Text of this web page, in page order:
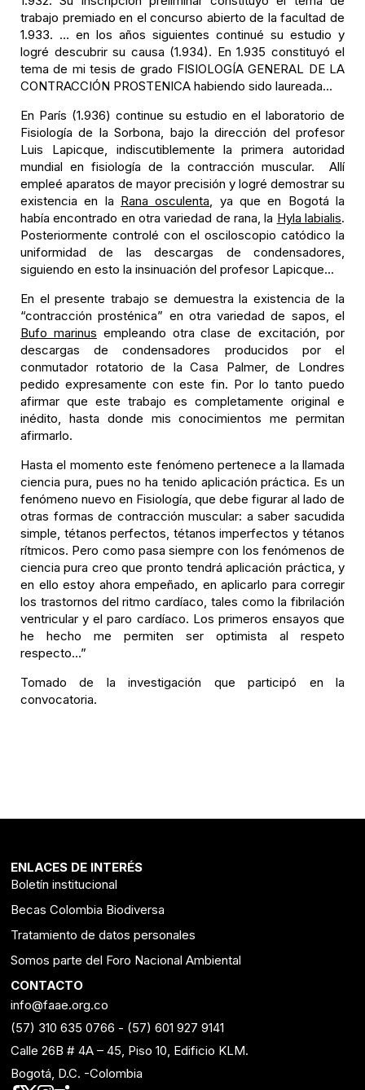
trabajo premiado en el concurso abierto de la facultad de
1.933. … en los años siguientes continué su estudio y
logré descubrir su causa (1.934). En 1.935 constituyó el
tema de mi tesis de grado FISIOLOGÍA GENERAL DE LA
CONTRACCIÓN PROSTENICA habiendo sido laureada…
En París (1.936) continue su estudio en el laboratorio de
Fisiología de la Sorbona, bajo la dirección del profesor
Luis Lapicque, indiscutiblemente la primera autoridad
mundial en fisiología de la contracción muscular. Allí
empleé aparatos de mayor precisión y logré demostrar su
existencia en la Rana osculenta, ya que en Bogotá la
había encontrado en otra variedad de rana, la Hyla labialis.
Posteriormente controlé con el osciloscopio catódico la
uniformidad de las descargas de condensadores,
siguiendo en esto la insinuación del profesor Lapicque...
En el presente trabajo se demuestra la existencia de la
“contracción prosténica” en otra variedad de sapos, el
Bufo marinus empleando otra clase de excitación, por
descargas de condensadores producidos por el
conmutador rotatorio de la Casa Palmer, de Londres
pedido expresamente con este fin. Por lo tanto puedo
afirmar que este trabajo es completamente original e
inédito, hasta donde mis conocimientos me permitan
afirmarlo.
Hasta el momento este fenómeno pertenece a la llamada
ciencia pura, pues no ha tenido aplicación práctica. Es un
fenómeno nuevo en Fisiología, que debe figurar al lado de
otras formas de contracción muscular: a saber sacudida
simple, tétanos perfectos, tétanos imperfectos y tétanos
rítmicos. Pero como pasa siempre con los fenómenos de
ciencia pura creo que pronto tendrá aplicación práctica, y
en ello estoy ahora empeñado, en aplicarlo para corregir
los trastornos del ritmo cardíaco, tales como la fibrilación
ventricular y el paro cardíaco. Los primeros ensayos que
he hecho me permiten ser optimista al respeto
respecto…”
Tomado de la investigación que participó en la
convocatoria.
ENLACES DE INTERÉS
Boletín institucional
Becas Colombia Biodiversa
Tratamiento de datos personales
Somos parte del Foro Nacional Ambiental
CONTACTO
info@faae.org.co
(57) 310 635 0766 - (57) 601 927 9141
Calle 26B # 4A – 45, Piso 10, Edificio KLM.
Bogotá, D.C. -Colombia